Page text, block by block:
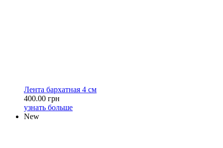
Лента бархатная 4 см
400.00 грн
узнать больше
New